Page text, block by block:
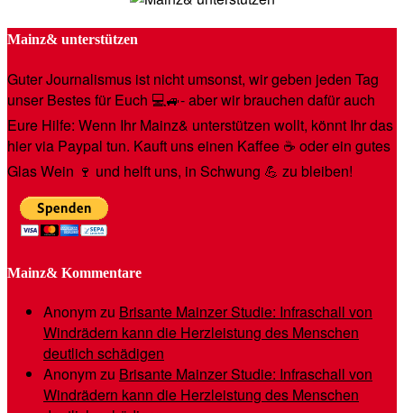
Mainz& unterstützen
Guter Journalismus ist nicht umsonst, wir geben jeden Tag
unser Bestes für Euch 💻🚙- aber wir brauchen dafür auch
Eure Hilfe: Wenn Ihr Mainz& unterstützen wollt, könnt Ihr das
hier via Paypal tun. Kauft uns einen Kaffee ☕️ oder ein gutes
Glas Wein 🍷 und helft uns, in Schwung 💪 zu bleiben!
Mainz& Kommentare
Anonymzu Brisante Mainzer Studie: Infraschall von
Windrädern kann die Herzleistung des Menschen
deutlich schädigen
Anonymzu Brisante Mainzer Studie: Infraschall von
Windrädern kann die Herzleistung des Menschen